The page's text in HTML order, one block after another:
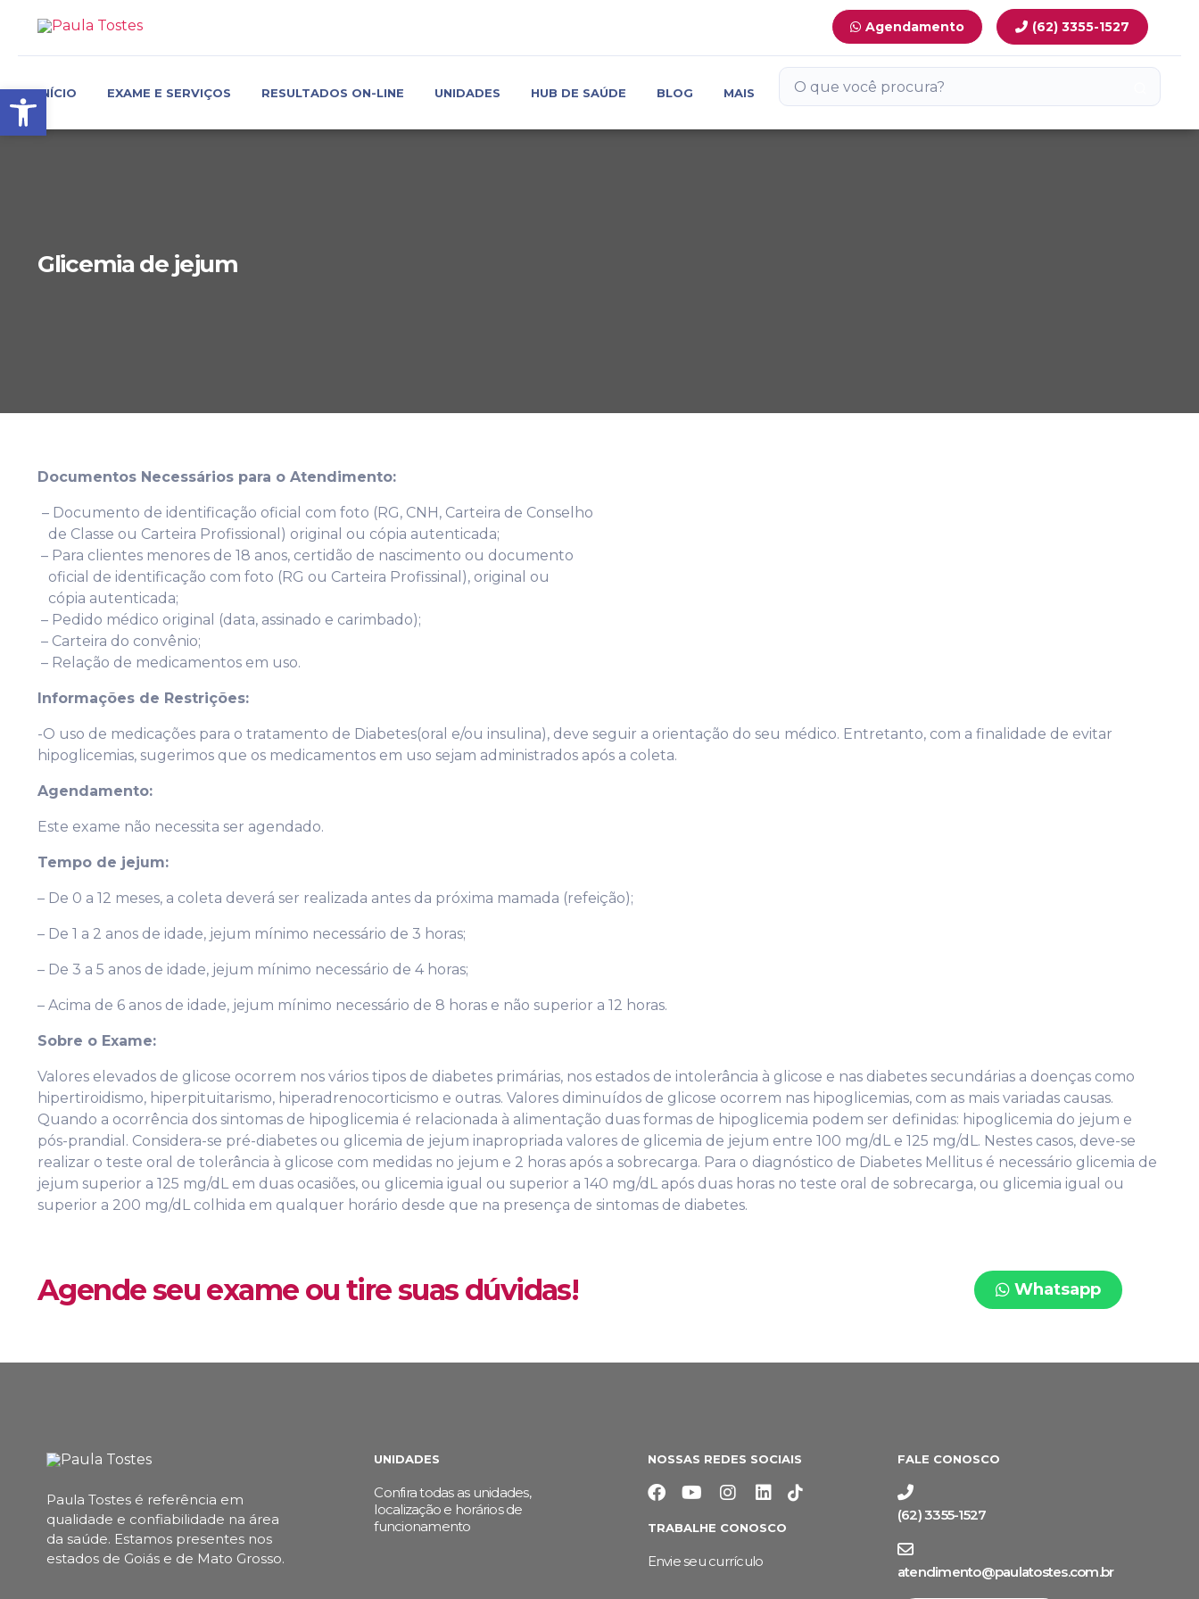
Agendamento (62) 3355-1527
INÍCIO EXAME E SERVIÇOS RESULTADOS ON-LINE UNIDADES HUB DE SAÚDE BLOG MAIS
Glicemia de jejum
Documentos Necessários para o Atendimento:
– Documento de identificação oficial com foto (RG, CNH, Carteira de Conselho
de Classe ou Carteira Profissional) original ou cópia autenticada;
– Para clientes menores de 18 anos, certidão de nascimento ou documento
oficial de identificação com foto (RG ou Carteira Profissinal), original ou
cópia autenticada;
– Pedido médico original (data, assinado e carimbado);
– Carteira do convênio;
– Relação de medicamentos em uso.
Informações de Restrições:
-O uso de medicações para o tratamento de Diabetes(oral e/ou insulina), deve seguir a orientação do seu médico. Entretanto, com a finalidade de evitar
hipoglicemias, sugerimos que os medicamentos em uso sejam administrados após a coleta.
Agendamento:
Este exame não necessita ser agendado.
Tempo de jejum:
– De 0 a 12 meses, a coleta deverá ser realizada antes da próxima mamada (refeição);
– De 1 a 2 anos de idade, jejum mínimo necessário de 3 horas;
– De 3 a 5 anos de idade, jejum mínimo necessário de 4 horas;
– Acima de 6 anos de idade, jejum mínimo necessário de 8 horas e não superior a 12 horas.
Sobre o Exame:
Valores elevados de glicose ocorrem nos vários tipos de diabetes primárias, nos estados de intolerância à glicose e nas diabetes secundárias a doenças como
hipertiroidismo, hiperpituitarismo, hiperadrenocorticismo e outras. Valores diminuídos de glicose ocorrem nas hipoglicemias, com as mais variadas causas.
Quando a ocorrência dos sintomas de hipoglicemia é relacionada à alimentação duas formas de hipoglicemia podem ser definidas: hipoglicemia do jejum e
pós-prandial. Considera-se pré-diabetes ou glicemia de jejum inapropriada valores de glicemia de jejum entre 100 mg/dL e 125 mg/dL. Nestes casos, deve-se
realizar o teste oral de tolerância à glicose com medidas no jejum e 2 horas após a sobrecarga. Para o diagnóstico de Diabetes Mellitus é necessário glicemia de
jejum superior a 125 mg/dL em duas ocasiões, ou glicemia igual ou superior a 140 mg/dL após duas horas no teste oral de sobrecarga, ou glicemia igual ou
superior a 200 mg/dL colhida em qualquer horário desde que na presença de sintomas de diabetes.
Agende seu exame ou tire suas dúvidas! Whatsapp
Paula Tostes é referência em
qualidade e confiabilidade na área
da saúde. Estamos presentes nos
estados de Goiás e de Mato Grosso.
UNIDADES
Confira todas as unidades,
localização e horários de
funcionamento
NOSSAS REDES SOCIAIS
TRABALHE CONOSCO
Envie seu currículo
FALE CONOSCO
(62) 3355-1527
atendimento@paulatostes.com.br
Barra de Ferramentas Aberta